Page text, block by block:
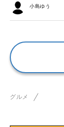
小島ゆう
グルメ